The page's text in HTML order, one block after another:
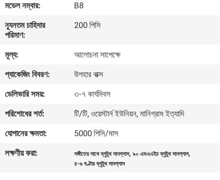
কারখানা
ভ্রমণ
মান
নিয়ন্ত্রণ
খবর
মামলা
মডেল নম্বার:
B8
ন্যূনতম চাহিদার
পরিমাণ:
200 পিসি
মূল্য:
আলোচনা সাপেক্ষে
প্যাকেজিং বিবরণ:
উপহার বাক্স
ডেলিভারি সময়:
৩-৭ কার্যদিবস
পরিশোধের শর্ত:
টি/টি, ওয়েস্টার্ন ইউনিয়ন, মানিগ্রাম ইত্যাদি
যোগানের ক্ষমতা:
5000 পিসি/মাস
লক্ষণীয় করা:
সঙ্গীতের সাথে ব্লুটুথ সানগ্লাস,৯০ এমএএইচ ব্লুটুথ সানগ্লাস,
৪-৬ ঘণ্টার ব্লুটুথ সানগ্লাস